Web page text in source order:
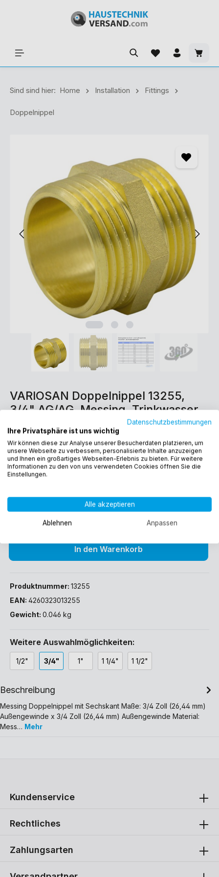
Sind sind hier: Home Installation Fittings
Doppelnippel
VARIOSAN Doppelnippel 13255,
3/4" AG/AG, Messing, Trinkwasser
1,50 €*
Preise inkl. MwSt. zzgl. Versandkosten
Sofort verfügbar, Lieferzeit: 1-3 Werktage (DE)
In den Warenkorb
Produktnummer: 13255
EAN: 4260323013255
Gewicht: 0.046 kg
Weitere Auswahlmöglichkeiten:
1/2" 3/4" 1" 1 1/4" 1 1/2"
Beschreibung
Messing Doppelnippel mit Sechskant Maße: 3/4 Zoll (26,44 mm)
Außengewinde x 3/4 Zoll (26,44 mm) Außengewinde Material:
Mess… Mehr
Zahlungsarten
Kundenservice
Rechtliches
Datenschutzbestimmungen
Ihre Privatsphäre ist uns wichtig
Wir können diese zur Analyse unserer Besucherdaten platzieren, um
unsere Webseite zu verbessern, personalisierte Inhalte anzuzeigen
und Ihnen ein großartiges Webseiten-Erlebnis zu bieten. Für weitere
Informationen zu den von uns verwendeten Cookies öffnen Sie die
Einstellungen.
Alle akzeptieren
Ablehnen Anpassen